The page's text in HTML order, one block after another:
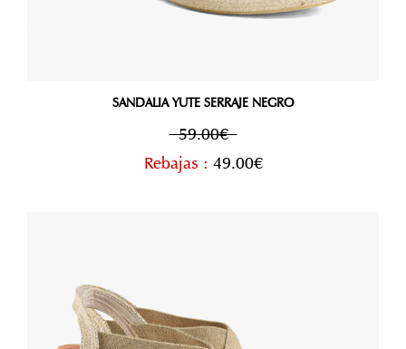
SANDALIA YUTE SERRAJE NEGRO
59.00€
Rebajas : 49.00€